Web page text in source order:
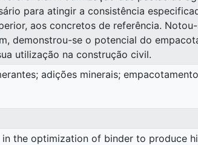
para atingir a consistência
aos concretos de referência.
demonstrou-se o potencial do
utilização na construção civil.
adições minerais;
the optimization of binder to produce